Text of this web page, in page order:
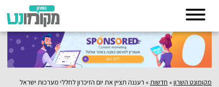
מקומונט השרון» חדשות » רעננה תציין את יום הזיכרון לחללי מערכות ישראל